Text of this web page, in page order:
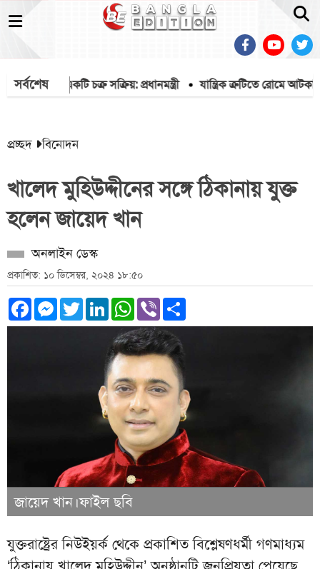
সর্বশেষ
করতে একটি চক্র সক্রিয়: প্রধানমন্ত্রী যান্ত্রিক ত্রুটিতে রোমে আটকা
প্রচ্ছদ বিনোদন
খালেদ মুহিউদ্দীনের সঙ্গে ঠিকানায় যুক্ত
হলেন জায়েদ খান
অনলাইন ডেস্ক
প্রকাশিত: ১০ ডিসেম্বর, ২০২৪ ১৮:৫০
Facebook
Messenger
TwitterLinkedInWhatsApp
Viber
জায়েদ খান।ফাইল ছবি
যুক্তরাষ্ট্রের নিউইয়র্ক থেকে প্রকাশিত বিশ্লেষণধর্মী গণমাধ্যম
‘ঠিকানায় খালেদ মুহিউদ্দীন’ অনুষ্ঠানটি জনপ্রিয়তা পেয়েছে